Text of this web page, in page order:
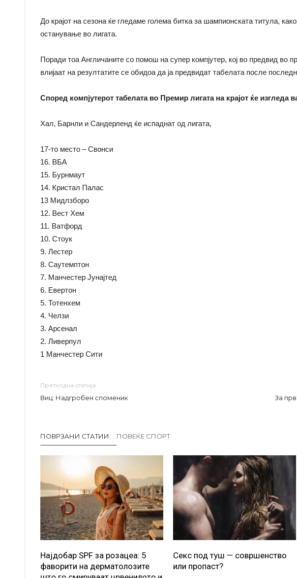
До крајот на сезона ќе гледаме голема битка за шампионската титула,
останување во лигата.
Поради тоа Англичаните со помош на супер компјутер, кој во предвид во
влијаат на резултатите се обидоа да ја предвидат табелата после
Според компјутерот табелата во Премир лигата на крајот ќе изгледа
Хал, Барнли и Сандерленд ќе испаднат од лигата,
17-то место – Свонси
16. ВБА
15. Бурнмаут
14. Кристал Палас
13 Мидлзборо
12. Вест Хем
11. Ватфорд
10. Стоук
9. Лестер
8. Саутемптон
7. Манчестер Јунајтед
6. Евертон
5. Тотенхем
4. Челзи
3. Арсенал
2. Ливерпул
1 Манчестер Сити
Претходна статија
Виц: Надгробен споменик
За
ПОВРЗАНИ СТАТИИ ПОВЕЌЕ СПОРТ
Најдобар SPF за розацеа: 5
фаворити на дерматолозите
Секс под туш — совршенство
или пропаст?